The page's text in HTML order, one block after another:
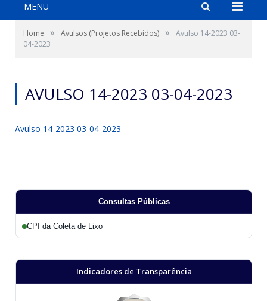
MENU
Home » Avulsos (Projetos Recebidos) »
Avulso 14-2023 03-
04-2023
AVULSO 14-2023 03-04-2023
Avulso 14-2023 03-04-2023
Consultas Públicas
CPI da Coleta de Lixo
Indicadores de Transparência